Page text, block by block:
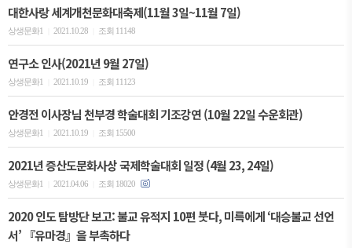
대한사랑 세계개천문화대축제(11월 3일~11월 7일)
상생문화1 2021.10.28 조회 11148
연구소 인사(2021년 9월 27일)
상생문화1 2021.10.19 조회 11123
안경전 이사장님 천부경 학술대회 기조강연 (10월 22일 수운회관)
상생문화1 2021.10.19 조회 15500
2021년 증산도문화사상 국제학술대회 일정 (4월 23, 24일)
상생문화1 2021.04.06 조회 18020
2020 인도 탐방단 보고: 불교 유적지 10편 붓다, 미륵에게 ‘대승불교 선언
서’ 『유마경』을 부촉하다